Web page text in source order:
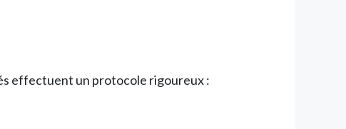
effectuent un protocole rigoureux :